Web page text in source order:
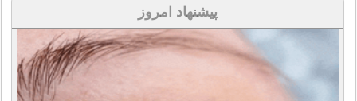
پیشنهاد امروز